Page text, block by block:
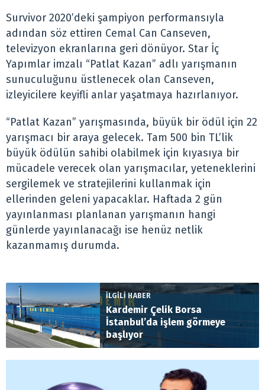
Survivor 2020’deki şampiyon performansıyla
adından söz ettiren Cemal Can Canseven,
televizyon ekranlarına geri dönüyor. Star İç
Yapımlar imzalı “Patlat Kazan” adlı yarışmanın
sunuculuğunu üstlenecek olan Canseven,
izleyicilere keyifli anlar yaşatmaya hazırlanıyor.
“Patlat Kazan” yarışmasında, büyük bir ödül için 22
yarışmacı bir araya gelecek. Tam 500 bin TL’lik
büyük ödülün sahibi olabilmek için kıyasıya bir
mücadele verecek olan yarışmacılar, yeteneklerini
sergilemek ve stratejilerini kullanmak için
ellerinden geleni yapacaklar. Haftada 2 gün
yayınlanması planlanan yarışmanın hangi
günlerde yayınlanacağı ise henüz netlik
kazanmamış durumda.
İLGİLİ HABER
Kardemir Çelik Borsa
İstanbul’da işlem görmeye
başlıyor